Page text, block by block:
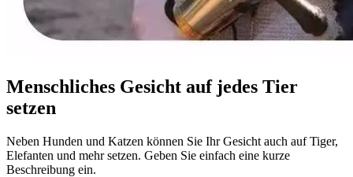
Menschliches Gesicht auf jedes Tier
setzen
Neben Hunden und Katzen können Sie Ihr Gesicht auch auf Tiger,
Elefanten und mehr setzen. Geben Sie einfach eine kurze
Beschreibung ein.